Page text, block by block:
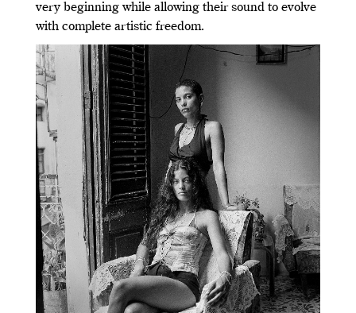
very beginning while allowing their sound to evolve
with complete artistic freedom.